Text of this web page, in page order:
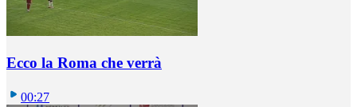
Ecco la Roma che verrà
00:27